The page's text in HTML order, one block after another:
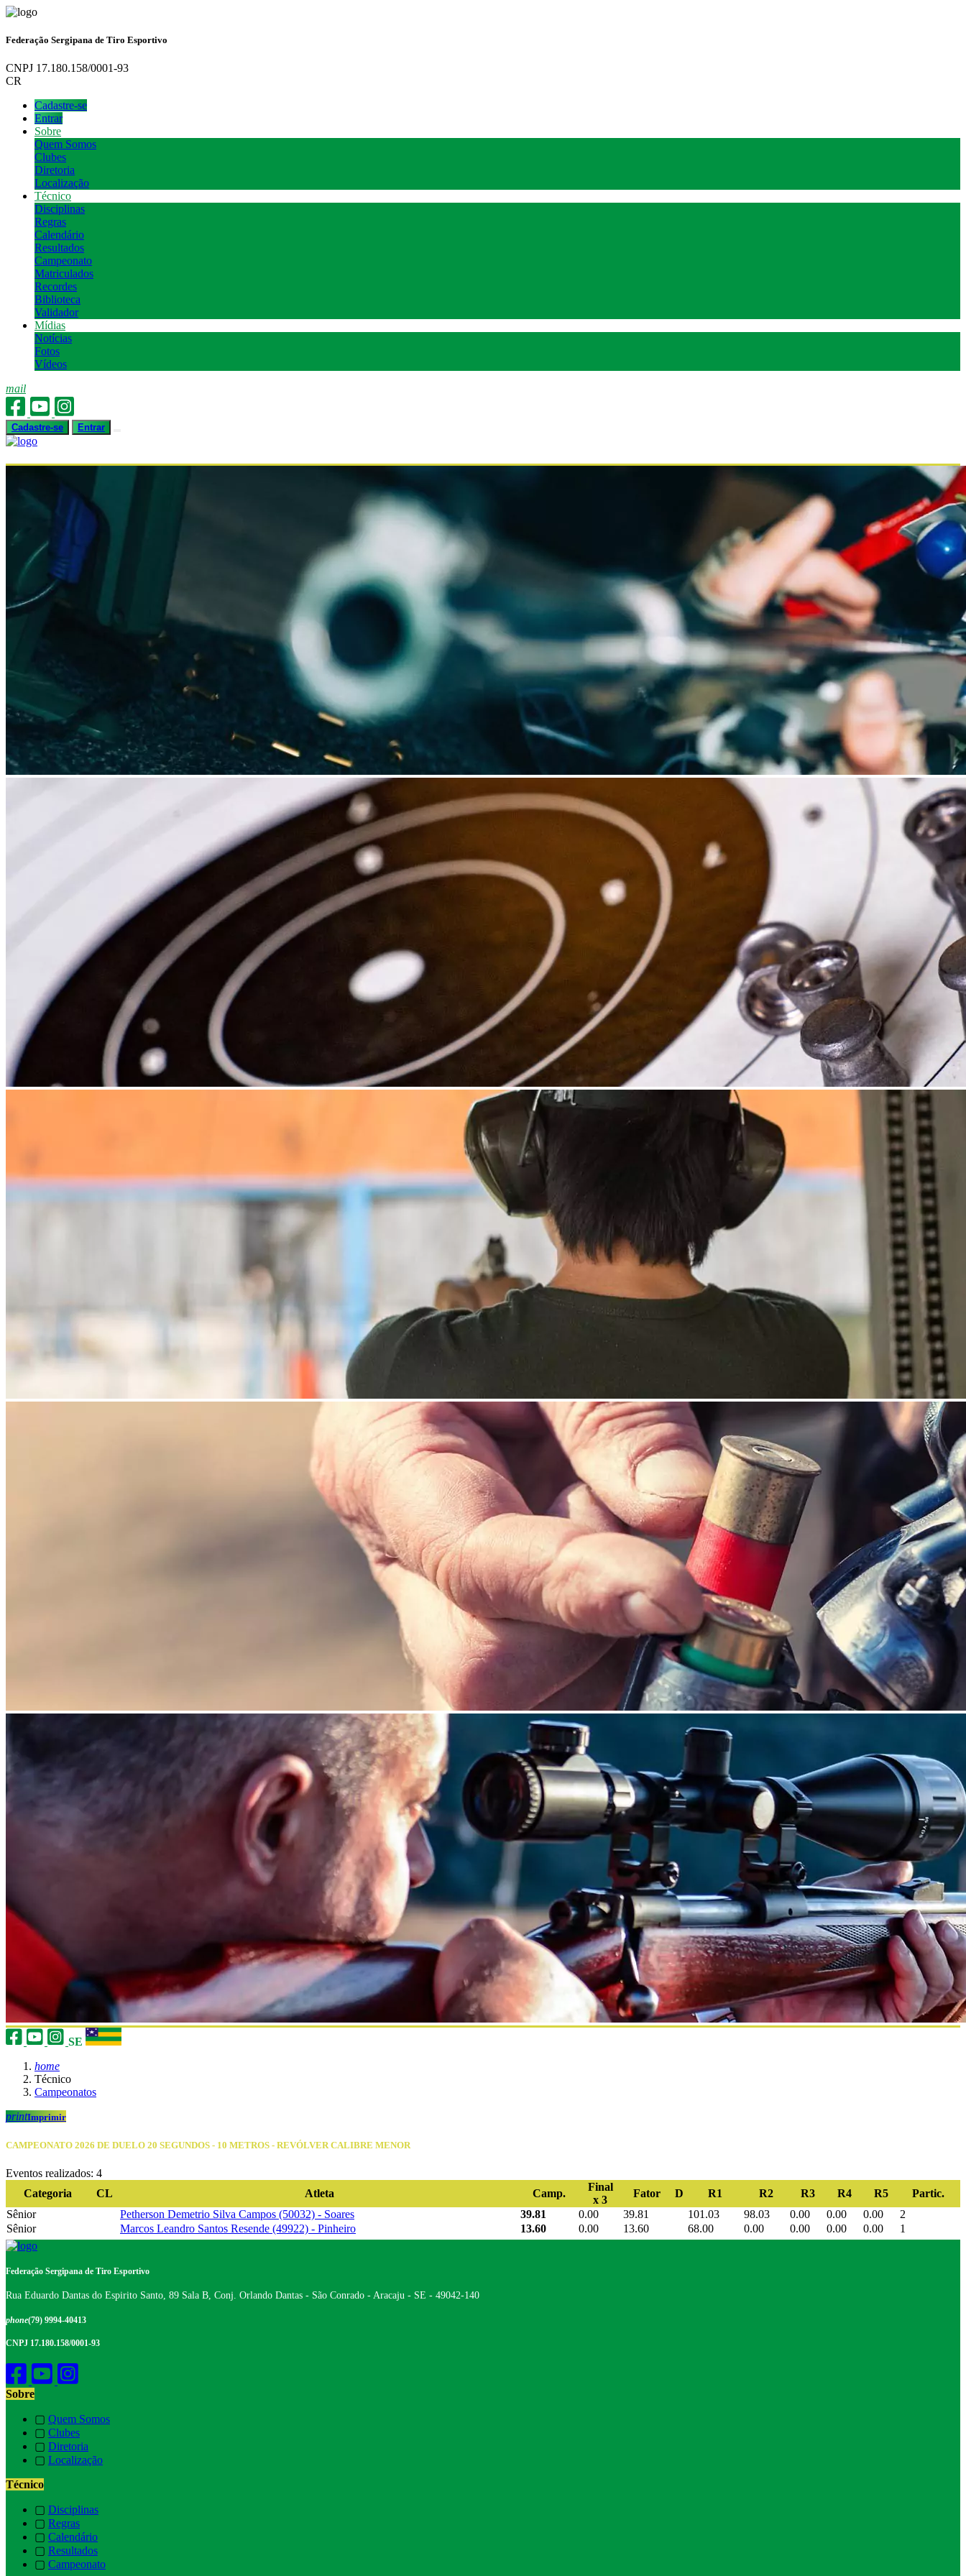
Federação Sergipana de Tiro Esportivo
CNPJ 17.180.158/0001-93
CR
Cadastre-se
Entrar
Sobre
Quem Somos
Clubes
Diretoria
Localização
Técnico
Disciplinas
Regras
Calendário
Resultados
Campeonato
Matriculados
Recordes
Biblioteca
Validador
Mídias
Notícias
Fotos
Vídeos
mail
Cadastre-se Entrar
SE
home
Técnico
Campeonatos
printImprimir
CAMPEONATO 2026 DE DUELO 20 SEGUNDOS - 10 METROS - REVÓLVER CALIBRE MENOR
Eventos realizados: 4
Categoria
CL Atleta Camp.
Final
x 3
Fator D R1 R2 R3 R4 R5
Partic.
Sênior
Petherson Demetrio Silva Campos (50032) - Soares 39.81 0.00 39.81 101.03 98.03 0.00 0.00 0.00
2
Sênior
Marcos Leandro Santos Resende (49922) - Pinheiro 13.60 0.00 13.60 68.00 0.00 0.00 0.00 0.00 1
Federação Sergipana de Tiro Esportivo
Rua Eduardo Dantas do Espirito Santo, 89 Sala B, Conj. Orlando Dantas - São Conrado - Aracaju - SE - 49042-140
phone(79) 9994-40413
CNPJ 17.180.158/0001-93
Sobre
▢ Quem Somos
▢ Clubes
▢ Diretoria
▢ Localização
Técnico
▢ Disciplinas
▢ Regras
▢ Calendário
▢ Resultados
▢ Campeonato